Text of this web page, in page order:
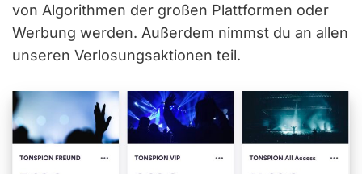
von Algorithmen der großen Plattformen oder
Werbung werden. Außerdem nimmst du an allen
unseren Verlosungsaktionen teil.